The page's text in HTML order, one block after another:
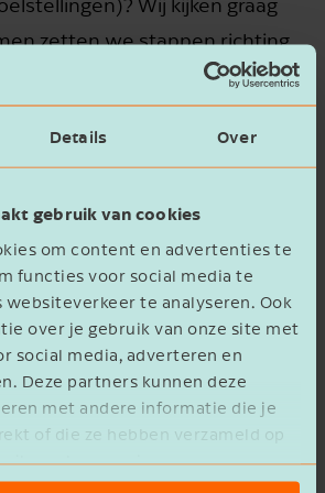
Details Over
gebruik van cookies
om content en advertenties te
functies voor social media te
websiteverkeer te analyseren. Ook
over je gebruik van onze site met
social media, adverteren en
Deze partners kunnen deze
met andere informatie die je
of die ze hebben verzameld op
van hun services.
Wij kijken graag
zetten we stappen richting
met ons op om de
op